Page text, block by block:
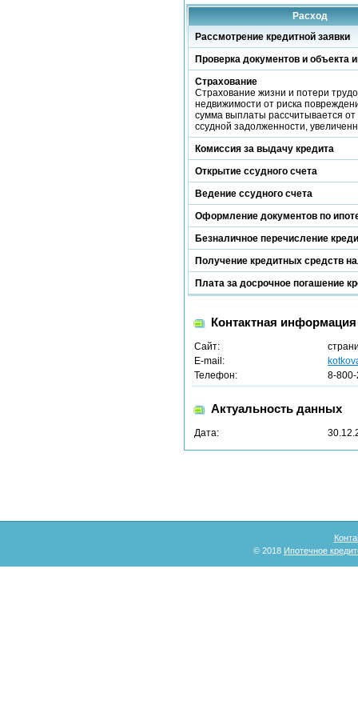
Расход
Рассмотрение кредитной заявки
Проверка документов и объекта
Страхование
Страхование жизни и потери
недвижимости от риска
сумма выплаты рассчитывается от
ссудной задолженности,
Комиссия за выдачу кредита
Открытие ссудного счета
Ведение ссудного счета
Оформление документов по
Безналичное перечисление
Получение кредитных средств
Плата за досрочное погашение
Контактная информация
Сайт:
E-mail:
Телефон:
8-
Актуальность данных
Дата:
© 2018 Ипотечное